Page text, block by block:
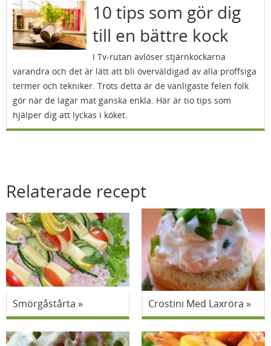
10 tips som gör dig
till en bättre kock
I Tv-rutan avlöser stjärnkockarna
varandra och det är lätt att bli överväldigad av alla proffsiga
termer och tekniker. Trots detta är de vanligaste felen folk
gör när de lagar mat ganska enkla. Här är tio tips som
hjälper dig att lyckas i köket.
Relaterade recept
Smörgåstårta Crostini Med Laxröra